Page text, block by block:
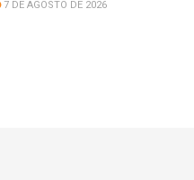
7 DE AGOSTO DE 2026